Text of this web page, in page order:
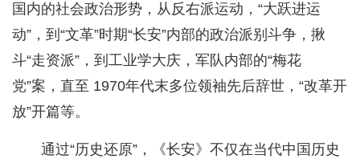
国内的社会政治形势，从反右派运动，“大跃进运
动”，到“文革”时期“长安”内部的政治派别斗争，揪
斗“走资派”，到工业学大庆，军队内部的“梅花
党”案，直至 1970年代末多位领袖先后辞世，“改革开
放”开篇等。
通过“历史还原”，《长安》不仅在当代中国历史